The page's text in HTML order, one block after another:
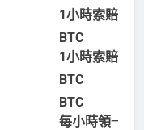
1小時索賠一次
BTC
1小時索賠一次
BTC
BTC
每小時領一次